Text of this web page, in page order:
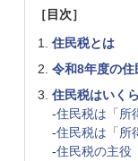
［目次］
住民税とは
令和8年度の
住民税はいく
-住民税は「所
-住民税は「所
-住民税の主役